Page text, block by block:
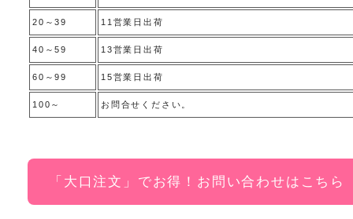
20～39 11営業日出荷
40～59 13営業日出荷
60～99 15営業日出荷
100～ お問合せください。
「大口注文」でお得！お問い合わせはこちら